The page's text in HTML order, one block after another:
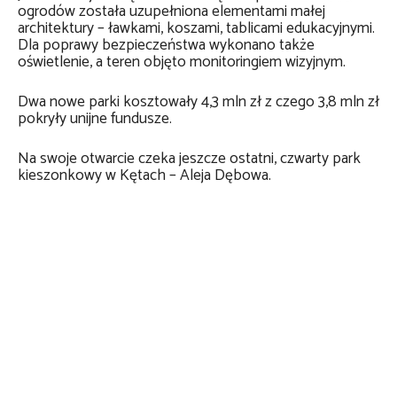
ogrodów została uzupełniona elementami małej
architektury – ławkami, koszami, tablicami edukacyjnymi.
Dla poprawy bezpieczeństwa wykonano także
oświetlenie, a teren objęto monitoringiem wizyjnym.
Dwa nowe parki kosztowały 4,3 mln zł z czego 3,8 mln zł
pokryły unijne fundusze.
Na swoje otwarcie czeka jeszcze ostatni, czwarty park
kieszonkowy w Kętach – Aleja Dębowa.